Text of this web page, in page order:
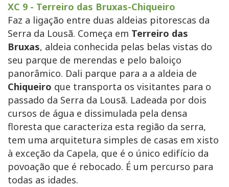
XC 9 - Terreiro das Bruxas-Chiqueiro
Faz a ligação entre duas aldeias pitorescas da
Serra da Lousã. Começa em Terreiro das
Bruxas, aldeia conhecida pelas belas vistas do
seu parque de merendas e pelo baloiço
panorâmico. Dali parque para a a aldeia de
Chiqueiro que transporta os visitantes para o
passado da Serra da Lousã. Ladeada por dois
cursos de água e dissimulada pela densa
floresta que caracteriza esta região da serra,
tem uma arquitetura simples de casas em xisto
à exceção da Capela, que é o único edifício da
povoação que é rebocado. É um percurso para
todas as idades.